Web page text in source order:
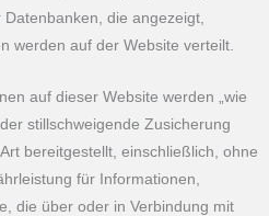
die angezeigt,
werden auf der Website verteilt.
auf dieser Website werden „wie
stillschweigende Zusicherung
bereitgestellt, einschließlich, ohne
für Informationen,
die über oder in Verbindung mit